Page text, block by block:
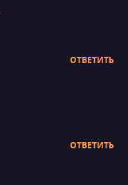
ОТВЕТИТЬ
ОТВЕТИТЬ